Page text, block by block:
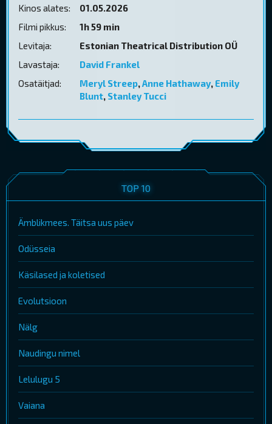
Kinos alates:
01.05.2026
Filmi pikkus:
1h 59 min
Levitaja:
Estonian Theatrical Distribution OÜ
Lavastaja:
David Frankel
Osatäitjad:
Meryl Streep,Anne Hathaway, Emily
Blunt, Stanley Tucci
TOP 10
Ämblikmees. Täitsa uus päev
Odüsseia
Käsilased ja koletised
Evolutsioon
Nälg
Naudingu nimel
Lelulugu 5
Vaiana